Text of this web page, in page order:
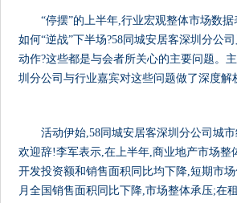
“停摆”的上半年,行业宏观整体市场数
如何“逆战”下半场?58同城安居客深圳分公
动作?这些都是与会者所关心的主要问题。
圳分公司与行业嘉宾对这些问题做了深度解
活动伊始,58同城安居客深圳分公司城
欢迎辞!李军表示,在上半年,商业地产市场整
开发投资额和销售面积同比均下降,短期市
月全国销售面积同比下降,市场整体承压;在